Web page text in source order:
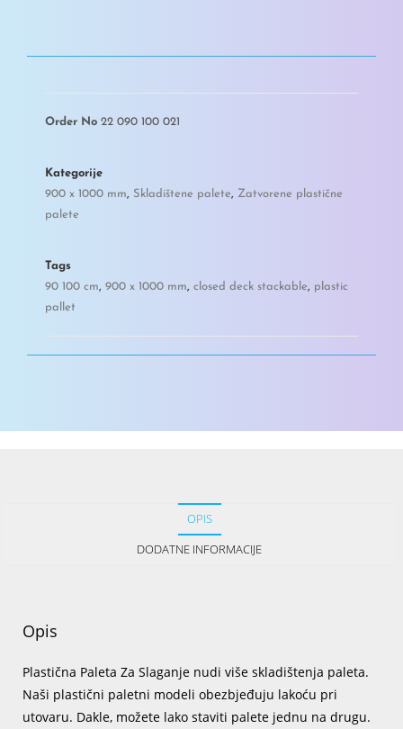
Order No 22 090 100 021
Kategorije
900 x 1000 mm, Skladištene palete, Zatvorene plastične
palete
Tags
90 100 cm, 900 x 1000 mm, closed deck stackable, plastic
pallet
OPIS
DODATNE INFORMACIJE
Opis
Plastična Paleta Za Slaganje nudi više skladištenja paleta.
Naši plastični paletni modeli obezbjeđuju lakoću pri
utovaru. Dakle, možete lako staviti palete jednu na drugu.